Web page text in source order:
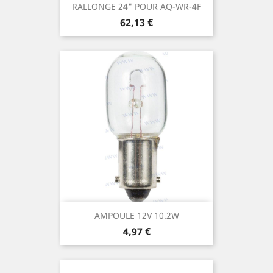
RALLONGE 24" POUR AQ-WR-4F
Prix
62,13 €
AMPOULE 12V 10.2W
Prix
4,97 €